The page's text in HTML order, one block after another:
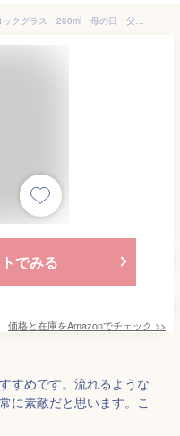
琉球ガラス 荒波シリーズ コバルトロックグラス 260ml 母の日・父の日ギフト 自宅用・来客用 作者：源河源吉 沖縄県の工芸品 Ryukyu glass, Genka Genkichi, Okinawa craft
でみる
価格と在庫をAmazonでチェック >>
すめです。流れるような
に素敵だと思います。こ